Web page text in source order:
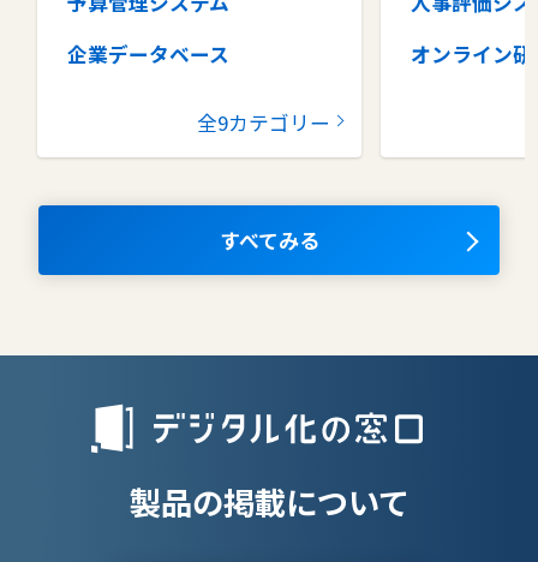
企業データベース
コラボレーションツール
ナレッジマネジメントツール
全9カテゴリー
オンライン研
タレントマ
OKRツール
授業支援シス
すべてみる
製品の掲載について